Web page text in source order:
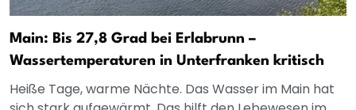
Main: Bis 27,8 Grad bei Erlabrunn –
Wassertemperaturen in Unterfranken kritisch
Heiße Tage, warme Nächte. Das Wasser im Main hat